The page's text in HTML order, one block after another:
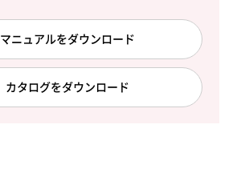
マニュアルをダウンロード
カタログをダウンロード